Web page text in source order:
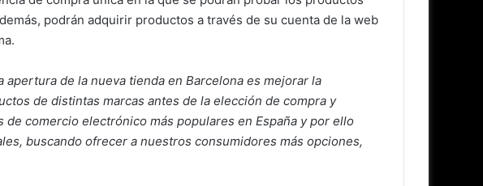
podrán adquirir productos a través de su cuenta de la web
apertura de la nueva tienda en Barcelona es mejorar la
de distintas marcas antes de la elección de compra y
comercio electrónico más populares en España y por ello
buscando ofrecer a nuestros consumidores más opciones,